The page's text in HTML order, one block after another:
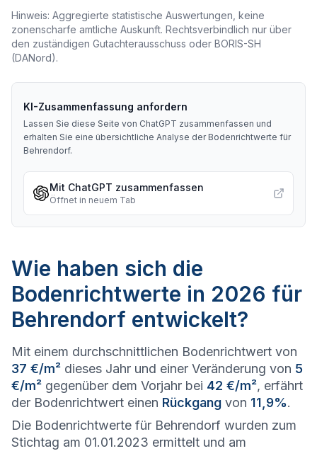
Hinweis: Aggregierte statistische Auswertungen, keine
zonenscharfe amtliche Auskunft. Rechtsverbindlich nur über
den zuständigen Gutachterausschuss oder BORIS-SH
(DANord).
KI-Zusammenfassung anfordern
Lassen Sie diese Seite von ChatGPT zusammenfassen und
erhalten Sie eine übersichtliche Analyse der Bodenrichtwerte für
Behrendorf.
Mit ChatGPT zusammenfassen
Öffnet in neuem Tab
Wie haben sich die
Bodenrichtwerte in 2026 für
Behrendorf entwickelt?
Mit einem durchschnittlichen Bodenrichtwert von
37 €/m² dieses Jahr und einer Veränderung von 5
€/m² gegenüber dem Vorjahr bei 42 €/m², erfährt
der Bodenrichtwert einen Rückgang von 11,9%.
Die Bodenrichtwerte für Behrendorf wurden zum
Stichtag am 01.01.2023 ermittelt und am